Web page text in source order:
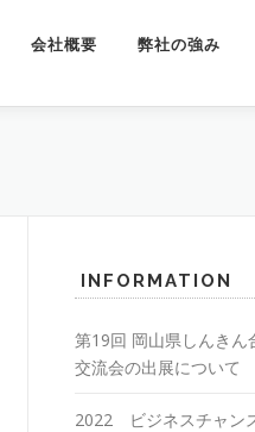
会社概要 弊社の強み
INFORMATION
第19回 岡山県しんきん
交流会の出展について
2022 ビジネスチャン